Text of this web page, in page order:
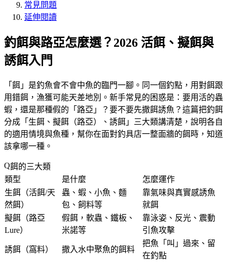
常見問題
延伸閱讀
釣餌與路亞怎麼選？2026 活餌、擬餌與
誘餌入門
「餌」是釣魚會不會中魚的臨門一腳。同一個釣點，用對餌跟
用錯餌，漁獲可能天差地別。新手常見的困惑是：要用活的蟲
蝦，還是那種假的「路亞」？要不要先撒餌誘魚？這篇把釣餌
分成「生餌、擬餌（路亞）、誘餌」三大類講清楚，說明各自
的適用情境與魚種，幫你在面對釣具店一整面牆的餌時，知道
該拿哪一種。
餌的三大類
類型
是什麼
怎麼運作
生餌（活餌/天
然餌）
蟲、蝦、小魚、麵
包、飼料等
靠氣味與真實感誘魚
就餌
擬餌（路亞
Lure）
假餌，軟蟲、鐵板、
米諾等
靠泳姿、反光、震動
引魚攻擊
誘餌（窩料） 撒入水中聚魚的餌料
把魚「叫」過來、留
在釣點